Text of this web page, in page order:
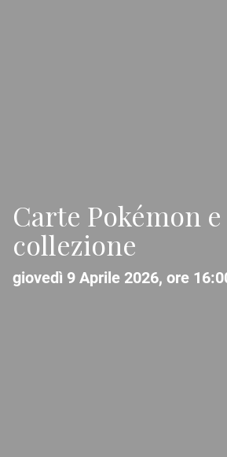
Carte Pokémon
collezione
giovedì 9 Aprile 2026, ore